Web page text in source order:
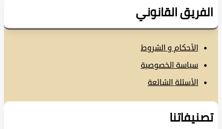
القانوني
الأحكام و الشروط
سياسة الخصوصية
الأسئلة الشائعة